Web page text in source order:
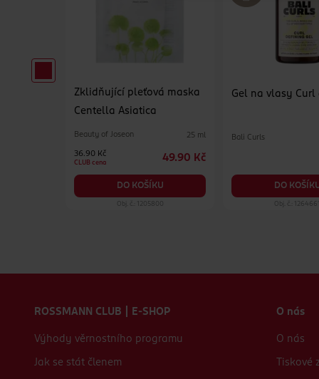
Zklidňující pleťová maska
Centella Asiatica
Beauty of Joseon 25 ml
36.90 Kč
CLUB cena 49.90 Kč
DO KOŠÍKU
Obj. č.: 1205800
Gel na vlasy Curl
Bali Curls
DO
Obj. č.: 1264661
ROSSMANN CLUB | E-SHOP
Výhody věrnostního programu
Jak se stát členem
O nás
O nás
Tiskové